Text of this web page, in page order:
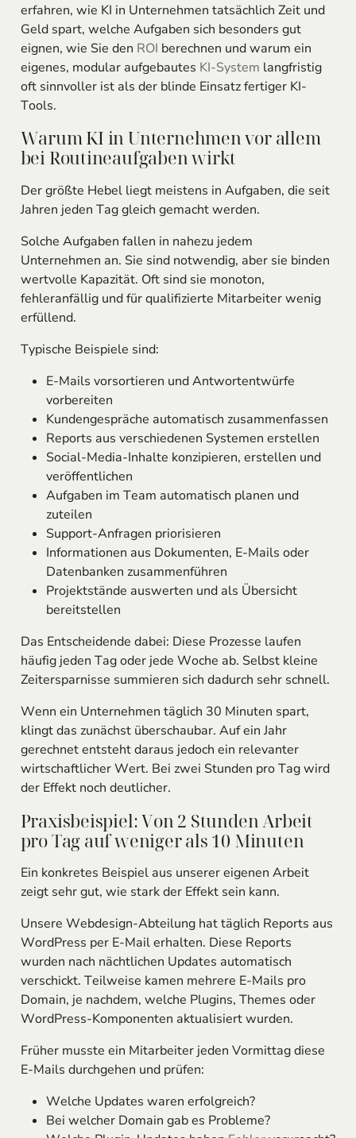
erfahren, wie KI in Unternehmen tatsächlich Zeit und
Geld spart, welche Aufgaben sich besonders gut
eignen, wie Sie den ROI berechnen und warum ein
eigenes, modular aufgebautes KI-System langfristig
oft sinnvoller ist als der blinde Einsatz fertiger KI-
Tools.
Warum KI in Unternehmen vor allem
bei Routineaufgaben wirkt
Der größte Hebel liegt meistens in Aufgaben, die seit
Jahren jeden Tag gleich gemacht werden.
Solche Aufgaben fallen in nahezu jedem
Unternehmen an. Sie sind notwendig, aber sie binden
wertvolle Kapazität. Oft sind sie monoton,
fehleranfällig und für qualifizierte Mitarbeiter wenig
erfüllend.
Typische Beispiele sind:
E-Mails vorsortieren und Antwortentwürfe
vorbereiten
Kundengespräche automatisch zusammenfassen
Reports aus verschiedenen Systemen erstellen
Social-Media-Inhalte konzipieren, erstellen und
veröffentlichen
Aufgaben im Team automatisch planen und
zuteilen
Support-Anfragen priorisieren
Informationen aus Dokumenten, E-Mails oder
Datenbanken zusammenführen
Projektstände auswerten und als Übersicht
bereitstellen
Das Entscheidende dabei: Diese Prozesse laufen
häufig jeden Tag oder jede Woche ab. Selbst kleine
Zeitersparnisse summieren sich dadurch sehr schnell.
Wenn ein Unternehmen täglich 30 Minuten spart,
klingt das zunächst überschaubar. Auf ein Jahr
gerechnet entsteht daraus jedoch ein relevanter
wirtschaftlicher Wert. Bei zwei Stunden pro Tag wird
der Effekt noch deutlicher.
Praxisbeispiel: Von 2 Stunden Arbeit
pro Tag auf weniger als 10 Minuten
Ein konkretes Beispiel aus unserer eigenen Arbeit
zeigt sehr gut, wie stark der Effekt sein kann.
Unsere Webdesign-Abteilung hat täglich Reports aus
WordPress per E-Mail erhalten. Diese Reports
wurden nach nächtlichen Updates automatisch
verschickt. Teilweise kamen mehrere E-Mails pro
Domain, je nachdem, welche Plugins, Themes oder
WordPress-Komponenten aktualisiert wurden.
Früher musste ein Mitarbeiter jeden Vormittag diese
E-Mails durchgehen und prüfen:
Welche Updates waren erfolgreich?
Bei welcher Domain gab es Probleme?